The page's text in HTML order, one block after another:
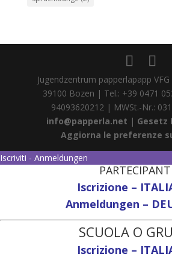
Jugendzentrum papperlapapp
39100 Bozen | Tel.: +39 0471
94093620212 | MWSt.-Nr.:
info@papperla.net | Gesetz
Aggiorna le preferenze
Iscriviti - Anmeldungen
Iscrizione –
Anmeldungen –
SCUOLA O
Iscrizione –